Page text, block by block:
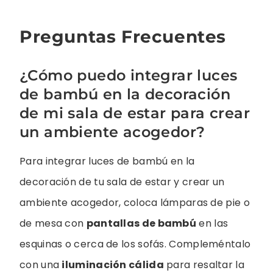
Preguntas Frecuentes
¿Cómo puedo integrar luces
de bambú en la decoración
de mi sala de estar para crear
un ambiente acogedor?
Para integrar luces de bambú en la
decoración de tu sala de estar y crear un
ambiente acogedor, coloca lámparas de pie o
de mesa con pantallas de bambú en las
esquinas o cerca de los sofás. Compleméntalo
con una iluminación cálida para resaltar la